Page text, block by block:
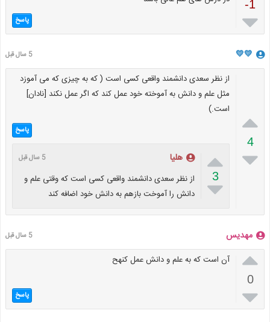
-1
 پاسخ
💛💛 5 سال قبل

4

از نظر سعدی دانشمند واقعی کسی است ( که به چیزی که می آموزد
مثل علم و دانش به آموخته خود عمل کند که اگر عمل نکند [نادان]
است.)
پاسخ

3

هلیا 5 سال قبل
از نظر سعدی دانشمند واقعی کسی است که وقتی علم و
دانش را آموخت بازهم به دانش خود اضافه کند
مهدیس 5 سال قبل

0

آن است که به علم و دانش عمل کنهح
پاسخ